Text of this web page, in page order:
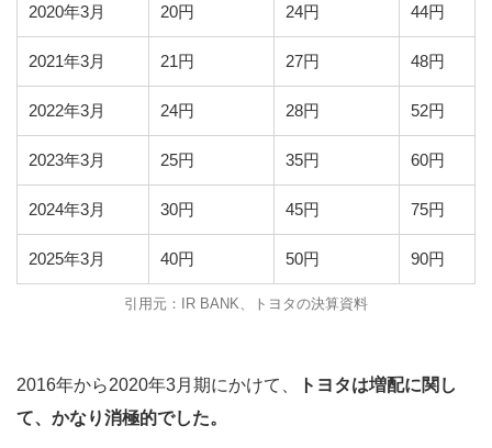
2020年3月 20円 24円 44円
2021年3月 21円 27円 48円
2022年3月 24円 28円 52円
2023年3月 25円 35円 60円
2024年3月 30円 45円 75円
2025年3月 40円 50円 90円
引用元：IR BANK、トヨタの決算資料
2016年から2020年3月期にかけて、
トヨタは増配に関し
て、かなり消極的でした。